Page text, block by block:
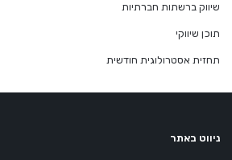
שיווק ברשתות חברתיות
תוכן שיווקי
תחזית אסטרולוגית חודשית
ניווט באתר